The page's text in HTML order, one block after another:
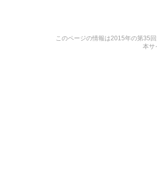
このページの情報は2015年の第35
本サ